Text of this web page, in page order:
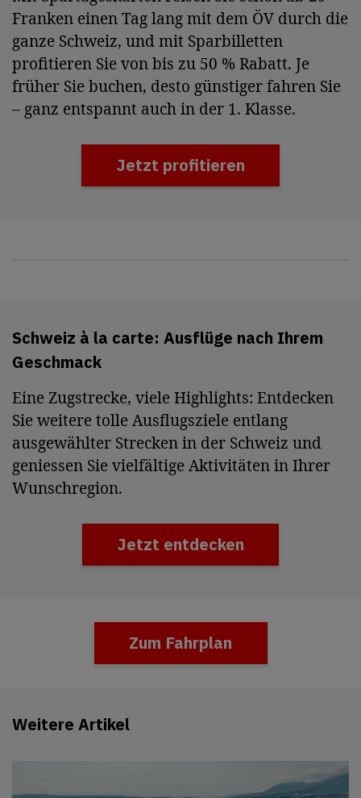
Franken einen Tag lang mit dem ÖV durch die
ganze Schweiz, und mit Sparbilletten
profitieren Sie von bis zu 50 % Rabatt. Je
früher Sie buchen, desto günstiger fahren Sie
– ganz entspannt auch in der 1. Klasse.
Jetzt profitieren
Schweiz à la carte: Ausflüge nach Ihrem
Geschmack
Eine Zugstrecke, viele Highlights: Entdecken
Sie weitere tolle Ausflugsziele entlang
ausgewählter Strecken in der Schweiz und
geniessen Sie vielfältige Aktivitäten in Ihrer
Wunschregion.
Jetzt entdecken
Zum Fahrplan
Weitere Artikel